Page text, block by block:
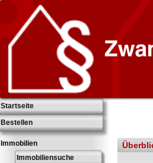
Startseite
Bestellen
Immobilien
Immobiliensuche